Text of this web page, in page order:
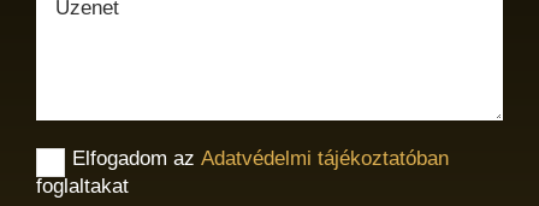
Elfogadom az Adatvédelmi tájékoztatóban
foglaltakat